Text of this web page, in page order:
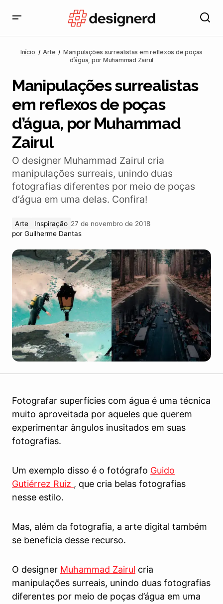
d’água, por Muhammad Zairul
Início Arte
Manipulações surrealistas em reflexos de poças
d’água, por Muhammad Zairul
Manipulações surrealistas
em reflexos de poças
d’água, por Muhammad
Zairul
O designer Muhammad Zairul cria
manipulações surreais, unindo duas
fotografias diferentes por meio de poças
d’água em uma delas. Confira!
Arte Inspiração 27 de novembro de 2018
por Guilherme Dantas
Fotografar superfícies com água é uma técnica
muito aproveitada por aqueles que querem
experimentar ângulos inusitados em suas
fotografias.
Um exemplo disso é o fotógrafo Guido
Gutiérrez Ruiz , que cria belas fotografias
nesse estilo.
Mas, além da fotografia, a arte digital também
se beneficia desse recurso.
O designer Muhammad Zairul cria
manipulações surreais, unindo duas fotografias
diferentes por meio de poças d’água em uma